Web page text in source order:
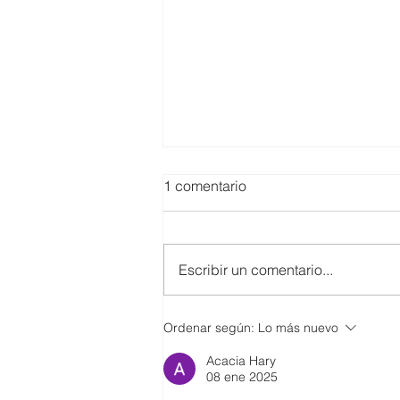
SMARTCO se suma a la
Biblioteca de FUNDACIÓN
FIDAL, un proyecto que
1 comentario
Escribir un comentario...
Ordenar según: Lo más nuevo
Acacia Hary
08 ene 2025